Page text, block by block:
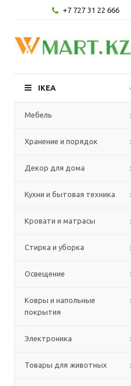
+7 727 31 22 666
IKEA
Мебель
Хранение и порядок
Декор для дома
Кухни и бытовая техника
Кровати и матрасы
Стирка и уборка
Освещение
Ковры и напольные
покрытия
Электроника
Товары для животных